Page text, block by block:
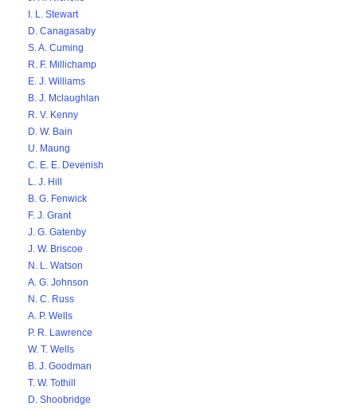
I. L. Stewart
D. Canagasaby
S. A. Cuming
R. F. Millichamp
E. J. Williams
B. J. Mclaughlan
R. V. Kenny
D. W. Bain
U. Maung
C. E. E. Devenish
L. J. Hill
B. G. Fenwick
F. J. Grant
J. G. Gatenby
J. W. Briscoe
N. L. Watson
A. G. Johnson
N. C. Russ
A. P. Wells
P. R. Lawrence
W. T. Wells
B. J. Goodman
T. W. Tothill
D. Shoobridge